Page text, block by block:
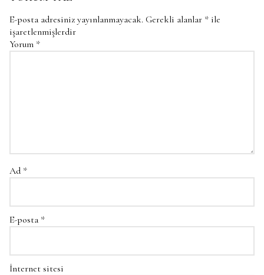
E-posta adresiniz yayınlanmayacak. Gerekli alanlar * ile
işaretlenmişlerdir
Yorum *
Ad *
E-posta *
İnternet sitesi